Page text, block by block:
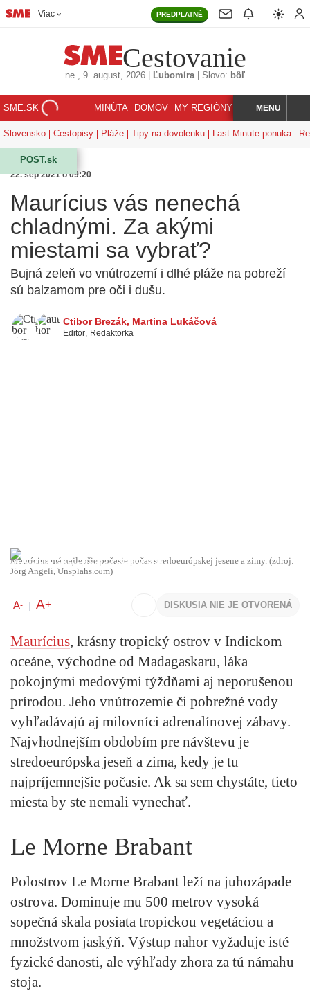
Viac PREDPLATNÉ
Cestovanie
ne , 9. august, 2026 Ľubomíra| Slovo: bôľ
SME.SK MINÚTA DOMOV MY REGIÓNY KORZÁR
HĽADAJMENU
Slovensko Cestopisy Pláže Tipy na dovolenku Last Minute ponuka
POST.sk
22. sep 2021 o 09:20
Maurícius vás nenechá
chladnými. Za akými
miestami sa vybrať?
Bujná zeleň vo vnútrozemí i dlhé pláže na pobreží
sú balzamom pre oči i dušu.
Ctibor Brezák, Martina Lukáčová
Editor, Redaktorka
Maurícius má najlepšie počasie počas stredoeurópskej jesene a zimy. (zdroj:
Jörg Angeli, Unsplahs.com)
A- A+ DISKUSIA NIE JE OTVORENÁ
Maurícius, krásny tropický ostrov v Indickom
oceáne, východne od Madagaskaru, láka
pokojnými medovými týždňami aj neporušenou
prírodou. Jeho vnútrozemie či pobrežné vody
vyhľadávajú aj milovníci adrenalínovej zábavy.
Najvhodnejším obdobím pre návštevu je
stredoeurópska jeseň a zima, kedy je tu
najpríjemnejšie počasie. Ak sa sem chystáte, tieto
miesta by ste nemali vynechať.
Le Morne Brabant
Polostrov Le Morne Brabant leží na juhozápade
ostrova. Dominuje mu 500 metrov vysoká
sopečná skala posiata tropickou vegetáciou a
množstvom jaskýň. Výstup nahor vyžaduje isté
fyzické danosti, ale výhľady zhora za tú námahu
stoja.